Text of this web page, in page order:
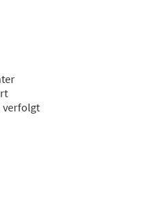
verfolgt